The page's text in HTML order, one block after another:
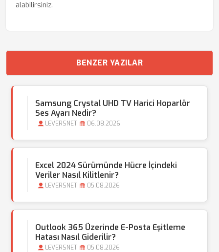
alabilirsiniz.
BENZER YAZILAR
Samsung Crystal UHD TV Harici Hoparlör
Ses Ayarı Nedir?
LEVERSNET 06.08.2026
Excel 2024 Sürümünde Hücre İçindeki
Veriler Nasıl Kilitlenir?
LEVERSNET 05.08.2026
Outlook 365 Üzerinde E-Posta Eşitleme
Hatası Nasıl Giderilir?
LEVERSNET 05.08.2026